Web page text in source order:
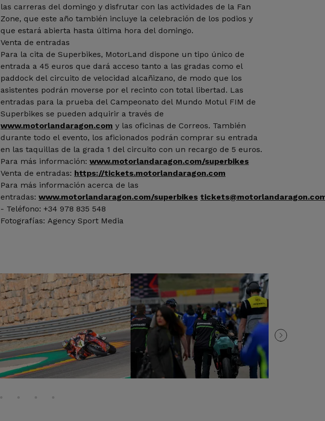
las carreras del domingo y disfrutar con las actividades de la Fan
Zone, que este año también incluye la celebración de los podios y
que estará abierta hasta última hora del domingo.
Venta de entradas
Para la cita de Superbikes, MotorLand dispone un tipo único de
entrada a 45 euros que dará acceso tanto a las gradas como el
paddock del circuito de velocidad alcañizano, de modo que los
asistentes podrán moverse por el recinto con total libertad. Las
entradas para la prueba del Campeonato del Mundo Motul FIM de
Superbikes se pueden adquirir a través de
www.motorlandaragon.com y las oficinas de Correos. También
durante todo el evento, los aficionados podrán comprar su entrada
en las taquillas de la grada 1 del circuito con un recargo de 5 euros.
Para más información: www.motorlandaragon.com/superbikes
Venta de entradas: https://tickets.motorlandaragon.com
Para más información acerca de las
entradas: www.motorlandaragon.com/superbikes
- Teléfono: +34 978 835 548
Fotografías: Agency Sport Media